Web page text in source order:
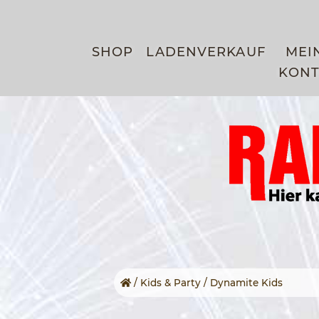
SHOP LADENVERKAUF
/ Kids & Party / Dynamite Kids